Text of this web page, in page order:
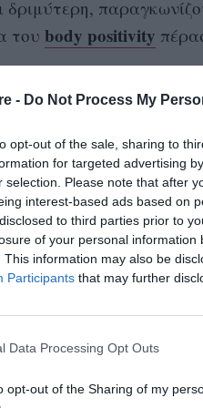
- Do Not Process My
opt-out of the sale, sharing to
for targeted advertising
selection. Please note that after
interest-based ads based on
to third parties prior to
of your personal information
This information may also be
Participants that may further
Data Processing Opt Outs
opt-out of the Sharing of my
δριμύτερη,
του body positivity
trend », γράφει ηChrissy
Project: How
Freedom» (Το
: Πώς η κατανόηση του
να καλλιεργήσουμε
«Αντίο,
New York Post πριν
chic καλά κρατεί,
το
. Όμως η προώθησή